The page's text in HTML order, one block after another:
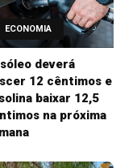
ECONOMIA
deverá
12 cêntimos e
baixar 12,5
na próxima